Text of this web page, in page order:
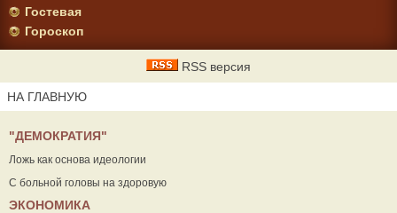
Гостевая
Гороскоп
RSS версия
НА ГЛАВНУЮ
"ДЕМОКРАТИЯ"
Ложь как основа идеологии
С больной головы на здоровую
ЭКОНОМИКА